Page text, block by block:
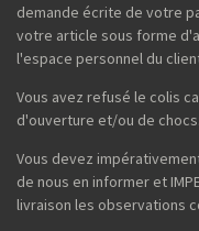
demande écrite de votre
votre article sous forme
l'espace personnel du
Vous avez refusé le colis
d'ouverture et/ou de chocs.
Vous devez
de nous en informer et
livraison les observations